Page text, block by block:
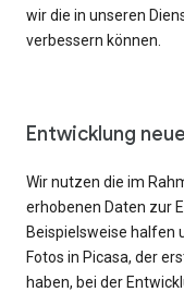
wir die in unseren
verbessern können.
Entwicklung
Wir nutzen die im
erhobenen Daten zur
Beispielsweise halfen
Fotos in Picasa, der
haben, bei der